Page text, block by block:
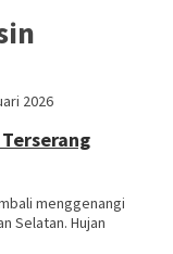
2026
menggenangi
Selatan. Hujan